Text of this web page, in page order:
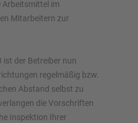
Arbeitsmittel im
Mitarbeitern zur
ist der Betreiber nun
regelmäßig bzw.
Abstand selbst zu
die Vorschriften
Inspektion Ihrer